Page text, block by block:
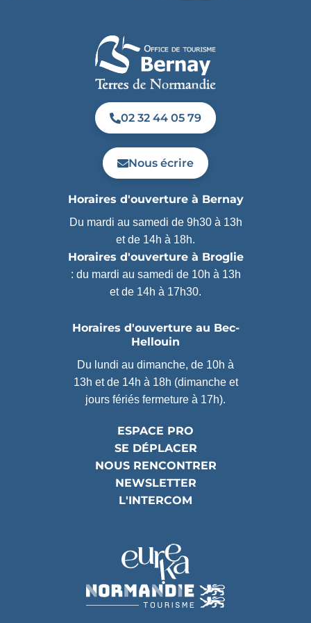
02 32 44 05 79
Nous écrire
Horaires d'ouverture à Bernay
Du mardi au samedi de 9h30 à 13h
et de 14h à 18h.
Horaires d'ouverture à Broglie
: du mardi au samedi de 10h à 13h
et de 14h à 17h30.
Horaires d'ouverture au Bec-
Hellouin
Du lundi au dimanche, de 10h à
13h et de 14h à 18h (dimanche et
jours fériés fermeture à 17h).
ESPACE PRO
SE DÉPLACER
NOUS RENCONTRER
NEWSLETTER
L'INTERCOM
Partenaires
(ouverture dans un nouvel